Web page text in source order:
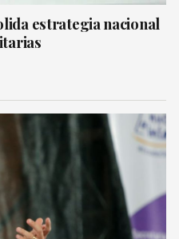
estrategia nacional